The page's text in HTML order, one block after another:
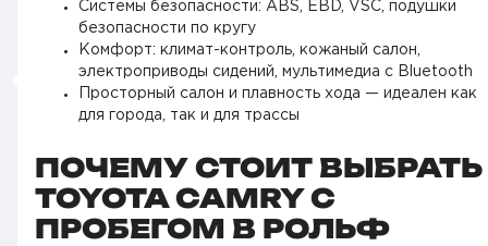
Системы безопасности: ABS, EBD, VSC, подушки
безопасности по кругу
Комфорт: климат-контроль, кожаный салон,
электроприводы сидений, мультимедиа с Bluetooth
Просторный салон и плавность хода — идеален как
для города, так и для трассы
ПОЧЕМУ СТОИТ ВЫБРАТЬ
TOYOTA CAMRY С
ПРОБЕГОМ В РОЛЬФ